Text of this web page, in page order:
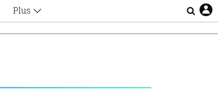
Plus